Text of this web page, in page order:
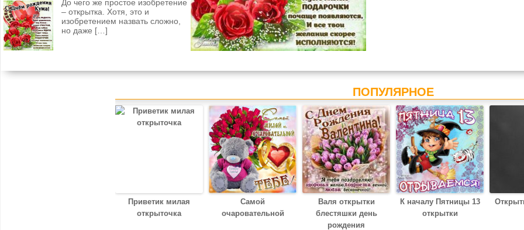
До чего же простое изобретение
– открытка. Хотя, это и
изобретением назвать сложно,
но даже […]
ПОПУЛЯРНОЕ
Приветик милая
открыточка
Самой
очаровательной
Валя открытки
блестяшки день
рождения
К началу Пятницы 13
открытки